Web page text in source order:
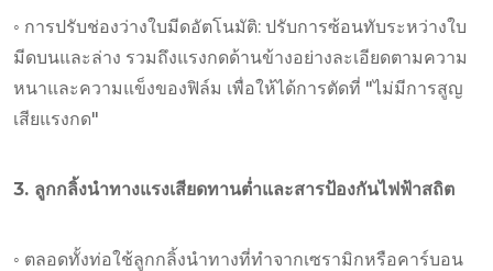
◦ การปรับช่องว่างใบมีดอัตโนมัติ: ปรับการซ้อนทับระหว่างใบ
มีดบนและล่าง รวมถึงแรงกดด้านข้างอย่างละเอียดตามความ
หนาและความแข็งของฟิล์ม เพื่อให้ได้การตัดที่ "ไม่มีการสูญ
เสียแรงกด"
3. ลูกกลิ้งนำทางแรงเสียดทานต่ำและสารป้องกันไฟฟ้าสถิต
◦ ตลอดทั้งท่อใช้ลูกกลิ้งนำทางที่ทำจากเซรามิกหรือคาร์บอน